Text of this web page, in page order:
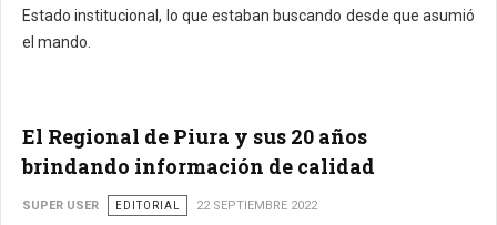
Estado institucional, lo que estaban buscando desde que asumió
el mando.
El Regional de Piura y sus 20 años
brindando información de calidad
SUPER USER EDITORIAL 22 SEPTIEMBRE 2022